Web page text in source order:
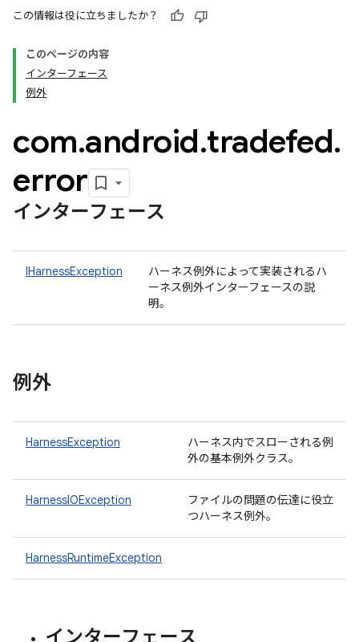
この情報は役に立ちましたか？
このページの内容
インターフェース
例外
com.android.tradefed.
error
インターフェース
IHarnessException
ハーネス例外によって実装されるハ
ーネス例外インターフェースの説
明。
例外
HarnessException
ハーネス内でスローされる例
外の基本例外クラス。
HarnessIOException
ファイルの問題の伝達に役立
つハーネス例外。
HarnessRuntimeException
インターフェース